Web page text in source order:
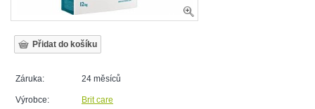
Záruka: 24 měsíců
Výrobce: Brit care